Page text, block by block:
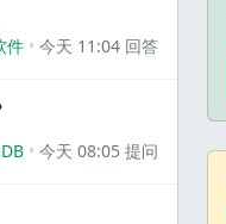
件 今天 11:04 回答
今天 08:05 提问